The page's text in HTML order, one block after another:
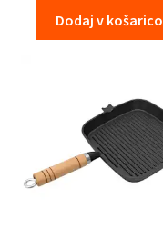
Dodaj v košarico